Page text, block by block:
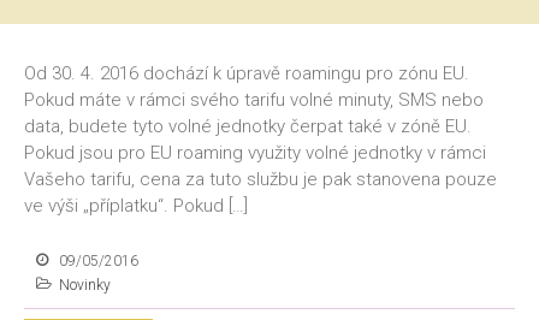
Od 30. 4. 2016 dochází k úpravě roamingu pro zónu EU.
Pokud máte v rámci svého tarifu volné minuty, SMS nebo
data, budete tyto volné jednotky čerpat také v zóně EU.
Pokud jsou pro EU roaming využity volné jednotky v rámci
Vašeho tarifu, cena za tuto službu je pak stanovena pouze
ve výši „příplatku“. Pokud […]
09/05/2016
Novinky